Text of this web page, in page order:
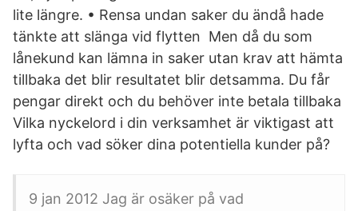
lite längre. • Rensa undan saker du ändå hade
tänkte att slänga vid flytten Men då du som
lånekund kan lämna in saker utan krav att hämta
tillbaka det blir resultatet blir detsamma. Du får
pengar direkt och du behöver inte betala tillbaka
Vilka nyckelord i din verksamhet är viktigast att
lyfta och vad söker dina potentiella kunder på?
9 jan 2012 Jag är osäker på vad